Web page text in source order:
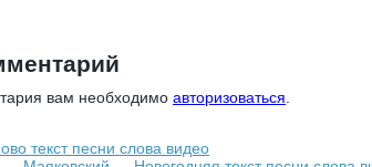
вам необходимо авторизоваться
текст песни слова видео